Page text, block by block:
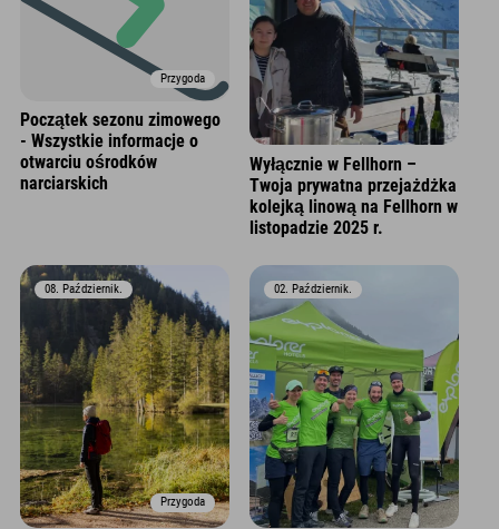
Przygoda
Początek sezonu zimowego
- Wszystkie informacje o
otwarciu ośrodków
narciarskich
Wyłącznie w Fellhorn –
Twoja prywatna przejażdżka
kolejką linową na Fellhorn w
listopadzie 2025 r.
Przygoda
08. Październik. 02. Październik.